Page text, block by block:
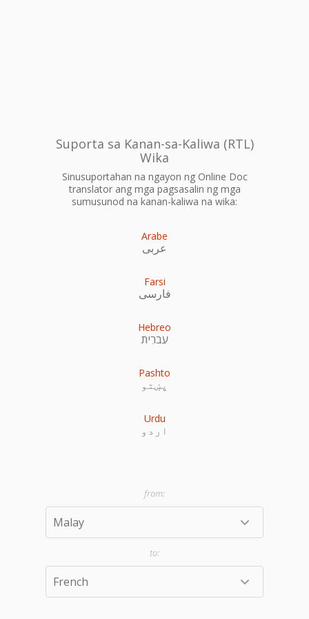
Suporta sa Kanan-sa-Kaliwa (RTL)
Wika
Sinusuportahan na ngayon ng Online Doc
translator ang mga pagsasalin ng mga
sumusunod na kanan-kaliwa na wika:
Arabe
عربى
Farsi
فارسی
Hebreo
עִברִית
Pashto
پښتو
Urdu
اردو